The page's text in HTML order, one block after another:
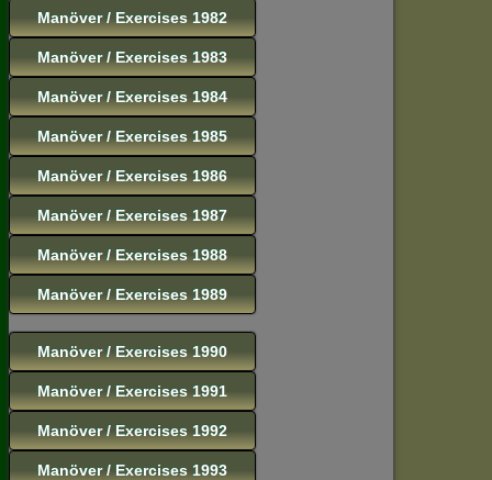
Manöver / Exercises 1982
Manöver / Exercises 1983
Manöver / Exercises 1984
Manöver / Exercises 1985
Manöver / Exercises 1986
Manöver / Exercises 1987
Manöver / Exercises 1988
Manöver / Exercises 1989
Manöver / Exercises 1990
Manöver / Exercises 1991
Manöver / Exercises 1992
Manöver / Exercises 1993